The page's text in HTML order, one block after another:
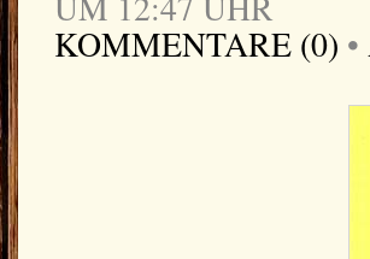
KOMMENTARE (0) •